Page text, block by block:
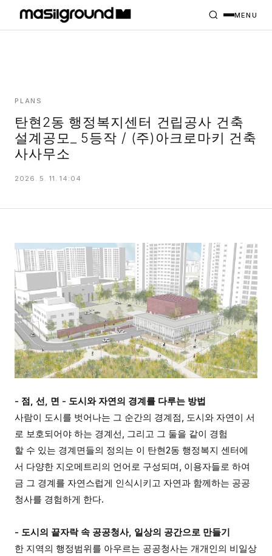
PROJECTS
MASILWIDE
MENU
PLANS
탄현2동 행정복지센터 건립공사 건축
설계공모_ 5등작 / (주)아크로마키 건축
사사무소
2026. 5. 11. 14:04
- 점, 선, 면 - 도시와 자연의 경계를 다루는 방법
사람이 도시를 벗어나는 그 순간의 경계점, 도시와 자연이 서
로 보호되어야 하는 경계선, 그리고 그 둘을 같이 경험
할 수 있는 경계면들의 정의는 이 탄현2동 행정복지 센터에
서 다양한 지오메트리의 언어로 구성되며, 이용자들로 하여
금 그 경계를 자연스럽게 인식시키고 자연과 함께하는 공공
청사를 경험하게 한다.
- 도시의 끝자락 속 공공청사, 일상의 공간으로 만들기
한 지역의 행정범위를 아우르는 공공청사는 개개인의 비일상